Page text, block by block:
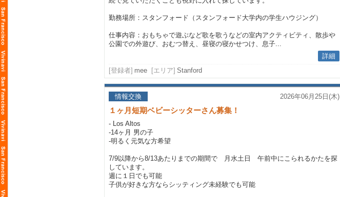
勤務場所：スタンフォード（スタンフォード大学内の学生ハウジング）
仕事内容：おもちゃで遊ぶなど歌を歌うなどの室内アクティビティ、散歩や
公園での外遊び、おむつ替え、昼寝の寝かせつけ、息子...
詳細
[登録者] mee [エリア] Stanford
情報交換 2026年06月25日(木)
１ヶ月短期ベビーシッターさん募集！
- Los Altos
-14ヶ月 男の子
-明るく元気な方希望
7/9以降から8/13あたりまでの期間で 月水土日 午前中にこられるかたを探
しています。
週に１日でも可能
子供が好きな方ならシッティング未経験でも可能